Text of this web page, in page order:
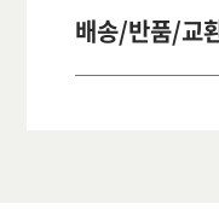
배송/반품/교